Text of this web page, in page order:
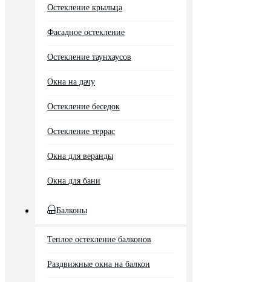
Остекление крыльца
Фасадное остекление
Остекление таунхаусов
Окна на дачу
Остекление беседок
Остекление террас
Окна для веранды
Окна для бани
Балконы
Теплое остекление балконов
Раздвижные окна на балкон